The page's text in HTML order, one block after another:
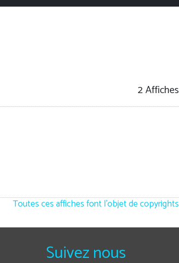
2 Affiches
Toutes ces affiches font l'objet de copyrights
Suivez nous